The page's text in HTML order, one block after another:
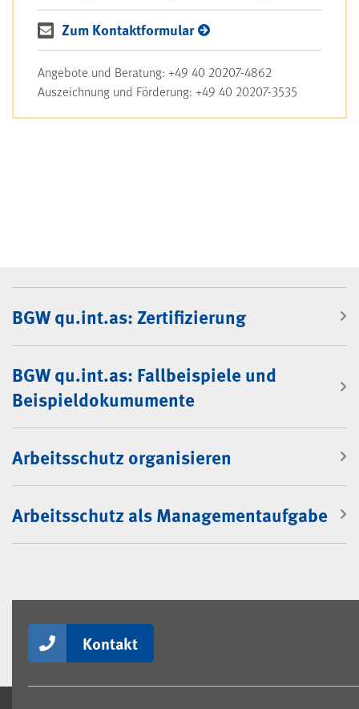
Zum Kontaktformular
Angebote und Beratung: +49 40 20207-4862
Auszeichnung und Förderung: +49 40 20207-3535
BGW qu.int.as: Zertifizierung
BGW qu.int.as: Fallbeispiele und
Beispieldokumumente
Arbeitsschutz organisieren
Arbeitsschutz als Managementaufgabe
Kontakt